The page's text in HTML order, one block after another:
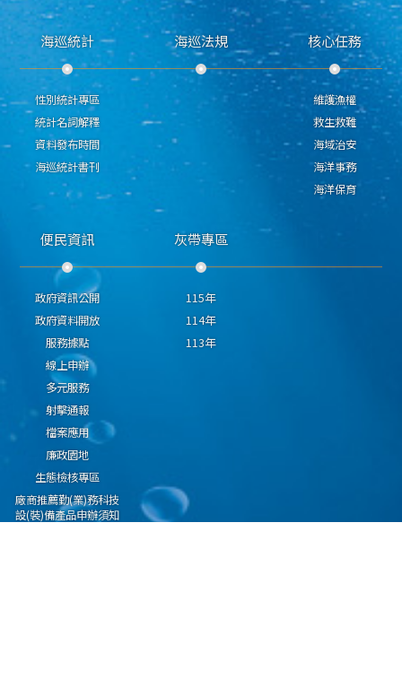
海巡統計
性別統計專區
統計名詞解釋
資料發布時間
海巡統計書刊
海巡法規 核心任務
維護漁權
救生救難
海域治安
海洋事務
海洋保育
便民資訊
政府資訊公開
政府資料開放
服務據點
線上申辦
多元服務
射擊通報
檔案應用
廉政園地
生態檢核專區
廠商推薦勤(業)務科技
設(裝)備產品申辦須知
灰帶專區
115年
114年
113年